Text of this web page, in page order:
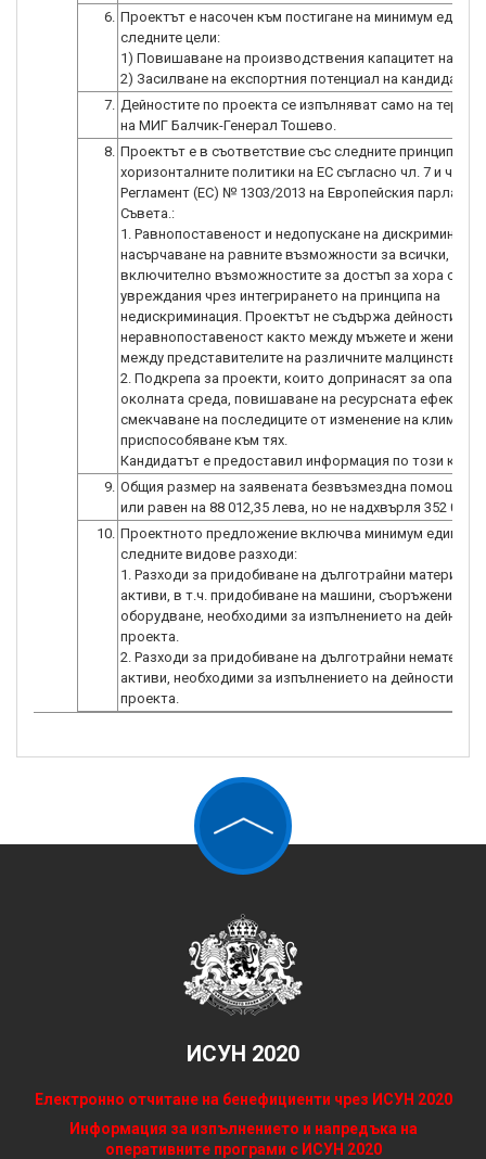
6. Проектът е насочен към постигане на минимум една от
следните цели:
1) Повишаване на производствения капацитет на
2) Засилване на експортния потенциал на кандидата.
7. Дейностите по проекта се изпълняват само на
на МИГ Балчик-Генерал Тошево.
8. Проектът е в съответствие със следните принципи на
хоризонталните политики на ЕС съгласно чл. 7 и чл. 8
Регламент (ЕС) № 1303/2013 на Европейския
Съвета.:
1. Равнопоставеност и недопускане на
насърчаване на равните възможности за всички,
включително възможностите за достъп за хора с
увреждания чрез интегрирането на принципа на
недискриминация. Проектът не съдържа дейности
неравнопоставеност както между мъжете и жените,
между представителите на различните малцинствени
2. Подкрепа за проекти, които допринасят за
околната среда, повишаване на ресурсната
смекчаване на последиците от изменение на климата
приспособяване към тях.
Кандидатът е предоставил информация по този
9. Общия размер на заявената безвъзмездна помощ е
или равен на 88 012,35 лева, но не надхвърля 352
10. Проектното предложение включва минимум един от
следните видове разходи:
1. Разходи за придобиване на дълготрайни
активи, в т.ч. придобиване на машини, съоръжения и
оборудване, необходими за изпълнението на
проекта.
2. Разходи за придобиване на дълготрайни
активи, необходими за изпълнението на дейностите по
проекта.
ИСУН 2020
Електронно отчитане на бенефициенти чрез ИСУН 2020
Информация за изпълнението и напредъка на
оперативните програми с ИСУН 2020